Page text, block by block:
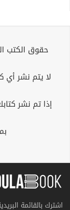
حقوق الكتب
لا يتم نشر
إذا تم نشر
اشترك بالقائمة